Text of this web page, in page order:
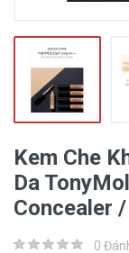
Kem Che
Da
Concealer
0